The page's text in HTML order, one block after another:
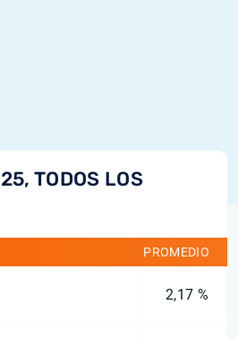
TODOS LOS
PROMEDIO
2,17 %